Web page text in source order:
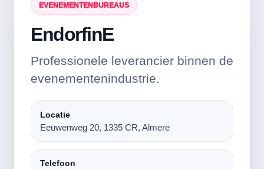
EVENEMENTENBUREAUS
EndorfinE
Professionele leverancier binnen de
evenementenindustrie.
Locatie
Eeuwenweg 20, 1335 CR, Almere
Telefoon